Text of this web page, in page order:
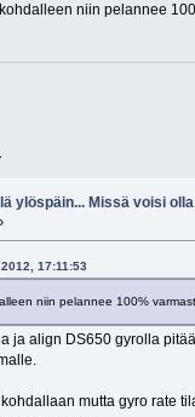
niin pelannee
ylöspäin... Missä voisi
17:11:53
niin pelannee 100%
ja align DS650 gyrolla
mutta gyro rate